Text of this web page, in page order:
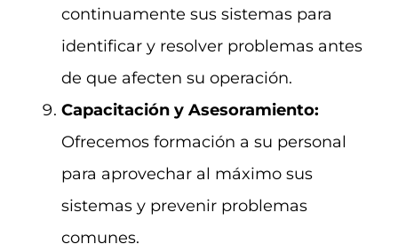
continuamente sus sistemas para
identificar y resolver problemas antes
de que afecten su operación.
Capacitación y Asesoramiento:
Ofrecemos formación a su personal
para aprovechar al máximo sus
sistemas y prevenir problemas
comunes.